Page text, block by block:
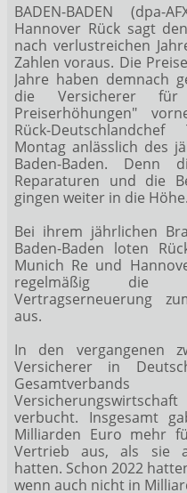
BADEN-BADEN (dpa-
Hannover Rück sagt
nach verlustreichen
Zahlen voraus. Die
Jahre haben demnach
die Versicherer
Preiserhöhungen"
Rück-
Montag anlässlich des
Baden-Baden. Denn
Reparaturen und die
gingen weiter in die Höhe.
Bei ihrem jährlichen
Baden-Baden loten
Munich Re und
regelmäßig die
Vertragserneuerung
aus.
In den vergangenen
Versicherer in
verbucht. Insgesamt
Milliarden Euro mehr
Vertrieb aus, als sie
hatten. Schon 2022
wenn auch nicht in